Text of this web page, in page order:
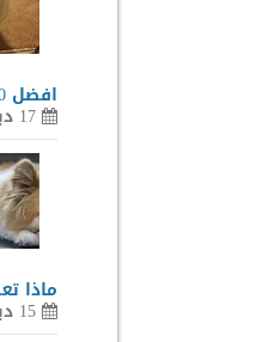
افضل 10 سلالات من الكلاب للعائلات المشغولة
17 ديسمبر، 2023
ماذا
15 ديسمبر، 2023